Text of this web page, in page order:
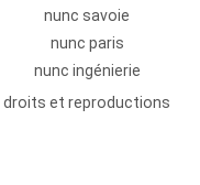
nunc savoie
nunc paris
nunc ingénierie
droits et reproductions